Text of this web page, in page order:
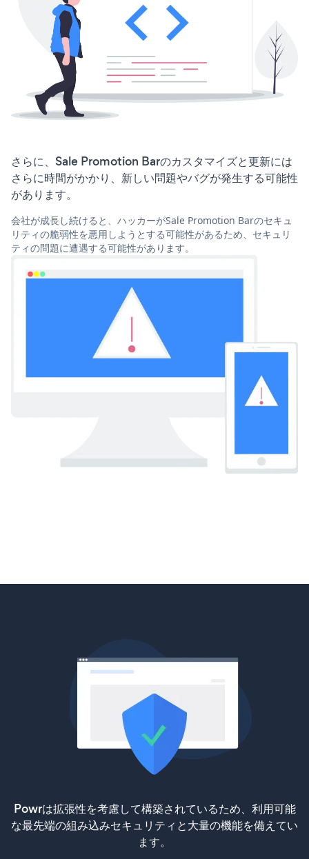
さらに、Sale Promotion Barのカスタマイズと更新には
さらに時間がかかり、新しい問題やバグが発生する可能性
があります。
会社が成長し続けると、ハッカーがSale Promotion Barのセキュ
リティの脆弱性を悪用しようとする可能性があるため、セキュリ
ティの問題に遭遇する可能性があります。
Powrは拡張性を考慮して構築されているため、利用可能
な最先端の組み込みセキュリティと大量の機能を備えてい
ます。